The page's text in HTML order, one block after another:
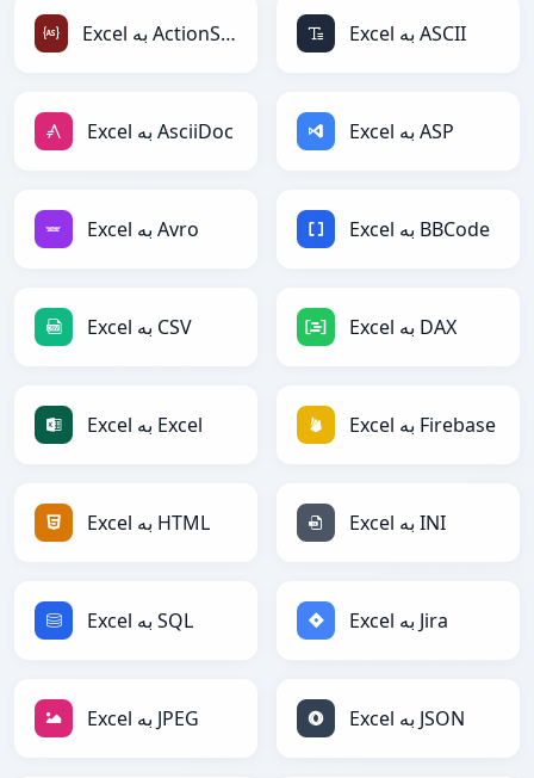
Excel به ActionScript Excel به ASCII
Excel به AsciiDoc Excel به ASP
Excel به Avro Excel به BBCode
Excel به CSV Excel به DAX
Excel به Excel Excel به Firebase
Excel به HTML Excel به INI
Excel به SQL Excel به Jira
Excel به JPEG Excel به JSON